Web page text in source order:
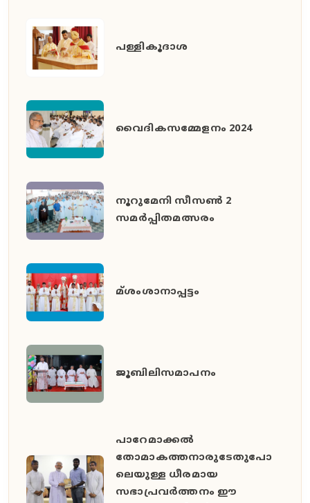
പള്ളികൂദാശ
വൈദികസമ്മേളനം 2024
നൂറുമേനി സീസൺ 2
സമർപ്പിതമത്സരം
മ്ശംശാനാപ്പട്ടം
ജൂബിലിസമാപനം
പാറേമാക്കൽ
തോമാകത്തനാരുടേതുപോ
ലെയുള്ള ധീരമായ
സഭാപ്രവർത്തനം ഈ